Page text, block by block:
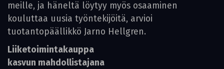
meille, ja häneltä löytyy myös osaaminen
kouluttaa uusia työntekijöitä, arvioi
tuotantopäällikkö Jarno Hellgren.
Liiketoimintakauppa
kasvun mahdollistajana